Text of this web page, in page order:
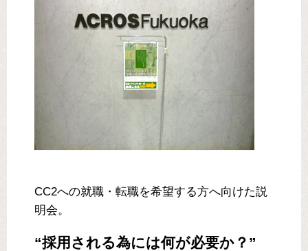
CC2への就職・転職を希望する方へ向けた説
明会。
“採用される為には何が必要か？”